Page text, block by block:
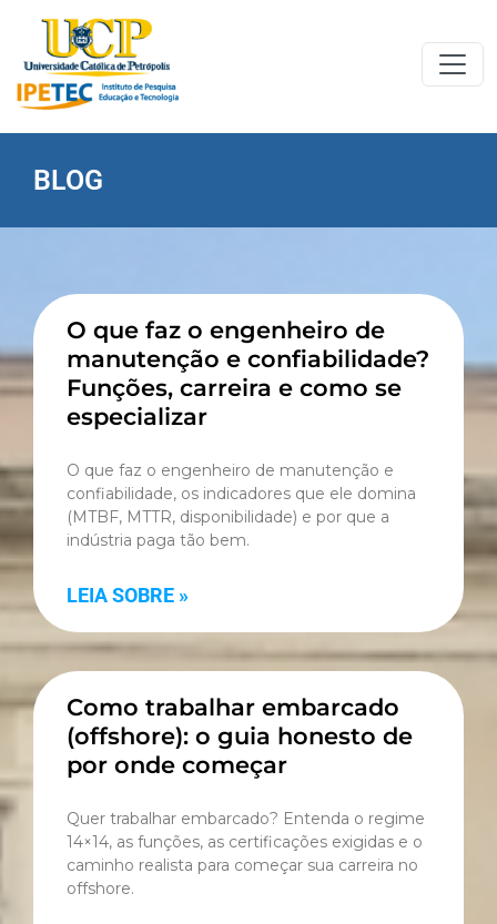
BLOG
O que faz o engenheiro de
manutenção e confiabilidade?
Funções, carreira e como se
especializar
O que faz o engenheiro de manutenção e
confiabilidade, os indicadores que ele domina
(MTBF, MTTR, disponibilidade) e por que a
indústria paga tão bem.
LEIA SOBRE »
Como trabalhar embarcado
(offshore): o guia honesto de
por onde começar
Quer trabalhar embarcado? Entenda o regime
14×14, as funções, as certificações exigidas e o
caminho realista para começar sua carreira no
offshore.